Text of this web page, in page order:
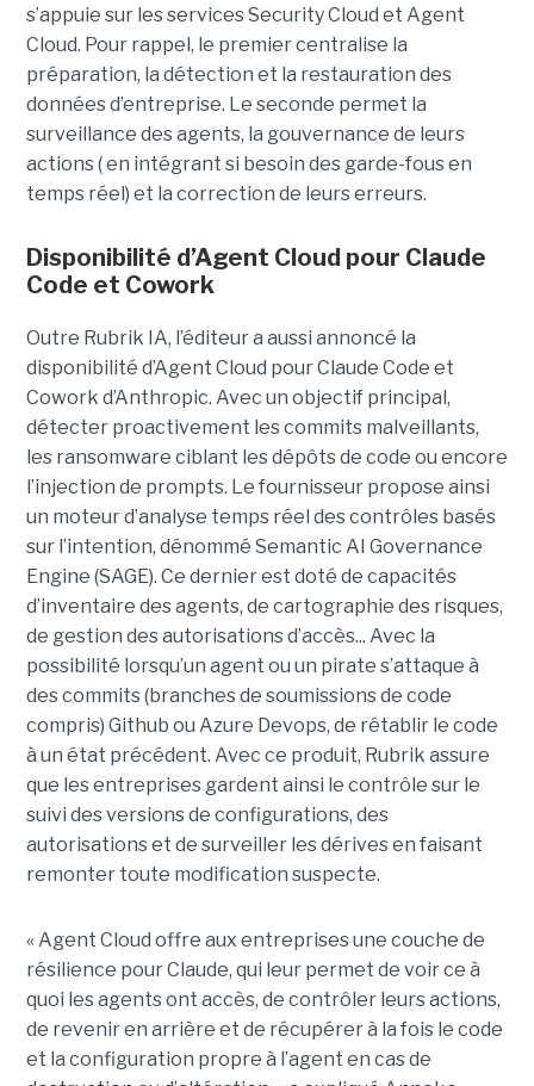
s’appuie sur les services Security Cloud et Agent
Cloud. Pour rappel, le premier centralise la
préparation, la détection et la restauration des
données d’entreprise. Le seconde permet la
surveillance des agents, la gouvernance de leurs
actions ( en intégrant si besoin des garde-fous en
temps réel) et la correction de leurs erreurs.
Disponibilité d’Agent Cloud pour Claude
Code et Cowork
Outre Rubrik IA, l’éditeur a aussi annoncé la
disponibilité d’Agent Cloud pour Claude Code et
Cowork d’Anthropic. Avec un objectif principal,
détecter proactivement les commits malveillants,
les ransomware ciblant les dépôts de code ou encore
l’injection de prompts. Le fournisseur propose ainsi
un moteur d’analyse temps réel des contrôles basés
sur l’intention, dénommé Semantic AI Governance
Engine (SAGE). Ce dernier est doté de capacités
d’inventaire des agents, de cartographie des risques,
de gestion des autorisations d’accès... Avec la
possibilité lorsqu’un agent ou un pirate s’attaque à
des commits (branches de soumissions de code
compris) Github ou Azure Devops, de rétablir le code
à un état précédent. Avec ce produit, Rubrik assure
que les entreprises gardent ainsi le contrôle sur le
suivi des versions de configurations, des
autorisations et de surveiller les dérives en faisant
remonter toute modification suspecte.
« Agent Cloud offre aux entreprises une couche de
résilience pour Claude, qui leur permet de voir ce à
quoi les agents ont accès, de contrôler leurs actions,
de revenir en arrière et de récupérer à la fois le code
et la configuration propre à l’agent en cas de